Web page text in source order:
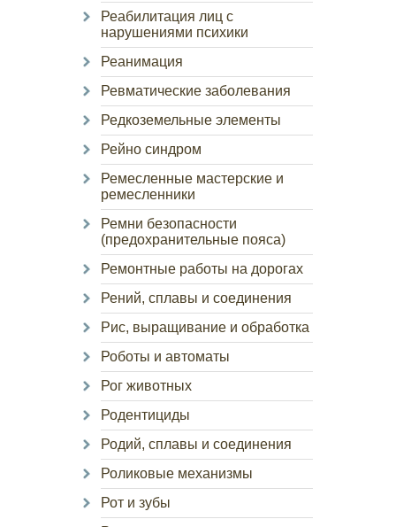
Реабилитация лиц с
нарушениями психики
Реанимация
Ревматические заболевания
Редкоземельные элементы
Рейно синдром
Ремесленные мастерские и
ремесленники
Ремни безопасности
(предохранительные пояса)
Ремонтные работы на дорогах
Рений, сплавы и соединения
Рис, выращивание и обработка
Роботы и автоматы
Рог животных
Родентициды
Родий, сплавы и соединения
Роликовые механизмы
Рот и зубы